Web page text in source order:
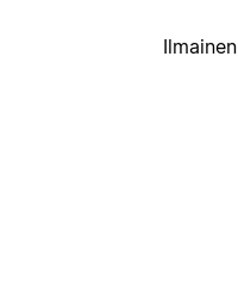
Ilmainen